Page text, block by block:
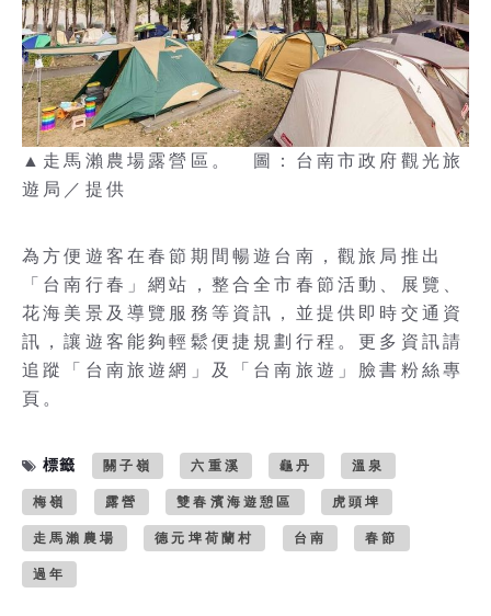
▲走馬瀨農場露營區。 圖：台南市政府觀光旅
遊局／提供
為方便遊客在春節期間暢遊台南，觀旅局推出
「台南行春」網站，整合全市春節活動、展覽、
花海美景及導覽服務等資訊，並提供即時交通資
訊，讓遊客能夠輕鬆便捷規劃行程。更多資訊請
追蹤「台南旅遊網」及「台南旅遊」臉書粉絲專
頁。
標籤 關子嶺 六重溪 龜丹 溫泉
梅嶺 露營 雙春濱海遊憩區 虎頭埤
走馬瀨農場 德元埤荷蘭村 台南 春節
過年